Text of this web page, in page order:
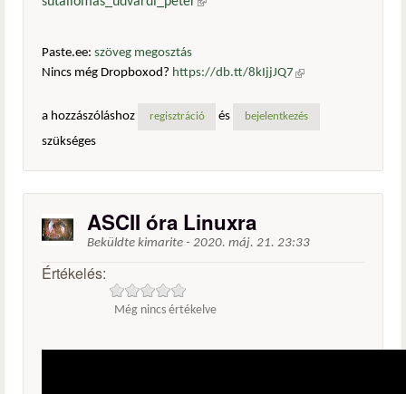
Paste.ee: szöveg megosztás
Nincs még Dropboxod? https://db.tt/8kIjjJQ7 (külső
a hozzászóláshoz
regisztráció és bejelentkezés
szükséges
ASCII óra Linuxra
Beküldte kimarite - 2020. máj. 21. 23:33
Értékelés:
Még nincs értékelve